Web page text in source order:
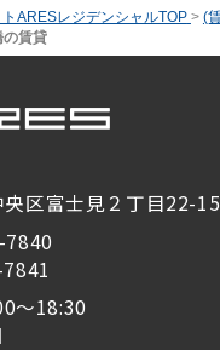
ARESレジデンシャルTOP > (
の賃貸
区富士見２丁目22-
7840
～18:30